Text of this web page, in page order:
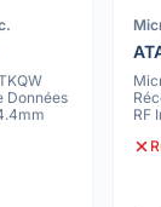
Données
RF